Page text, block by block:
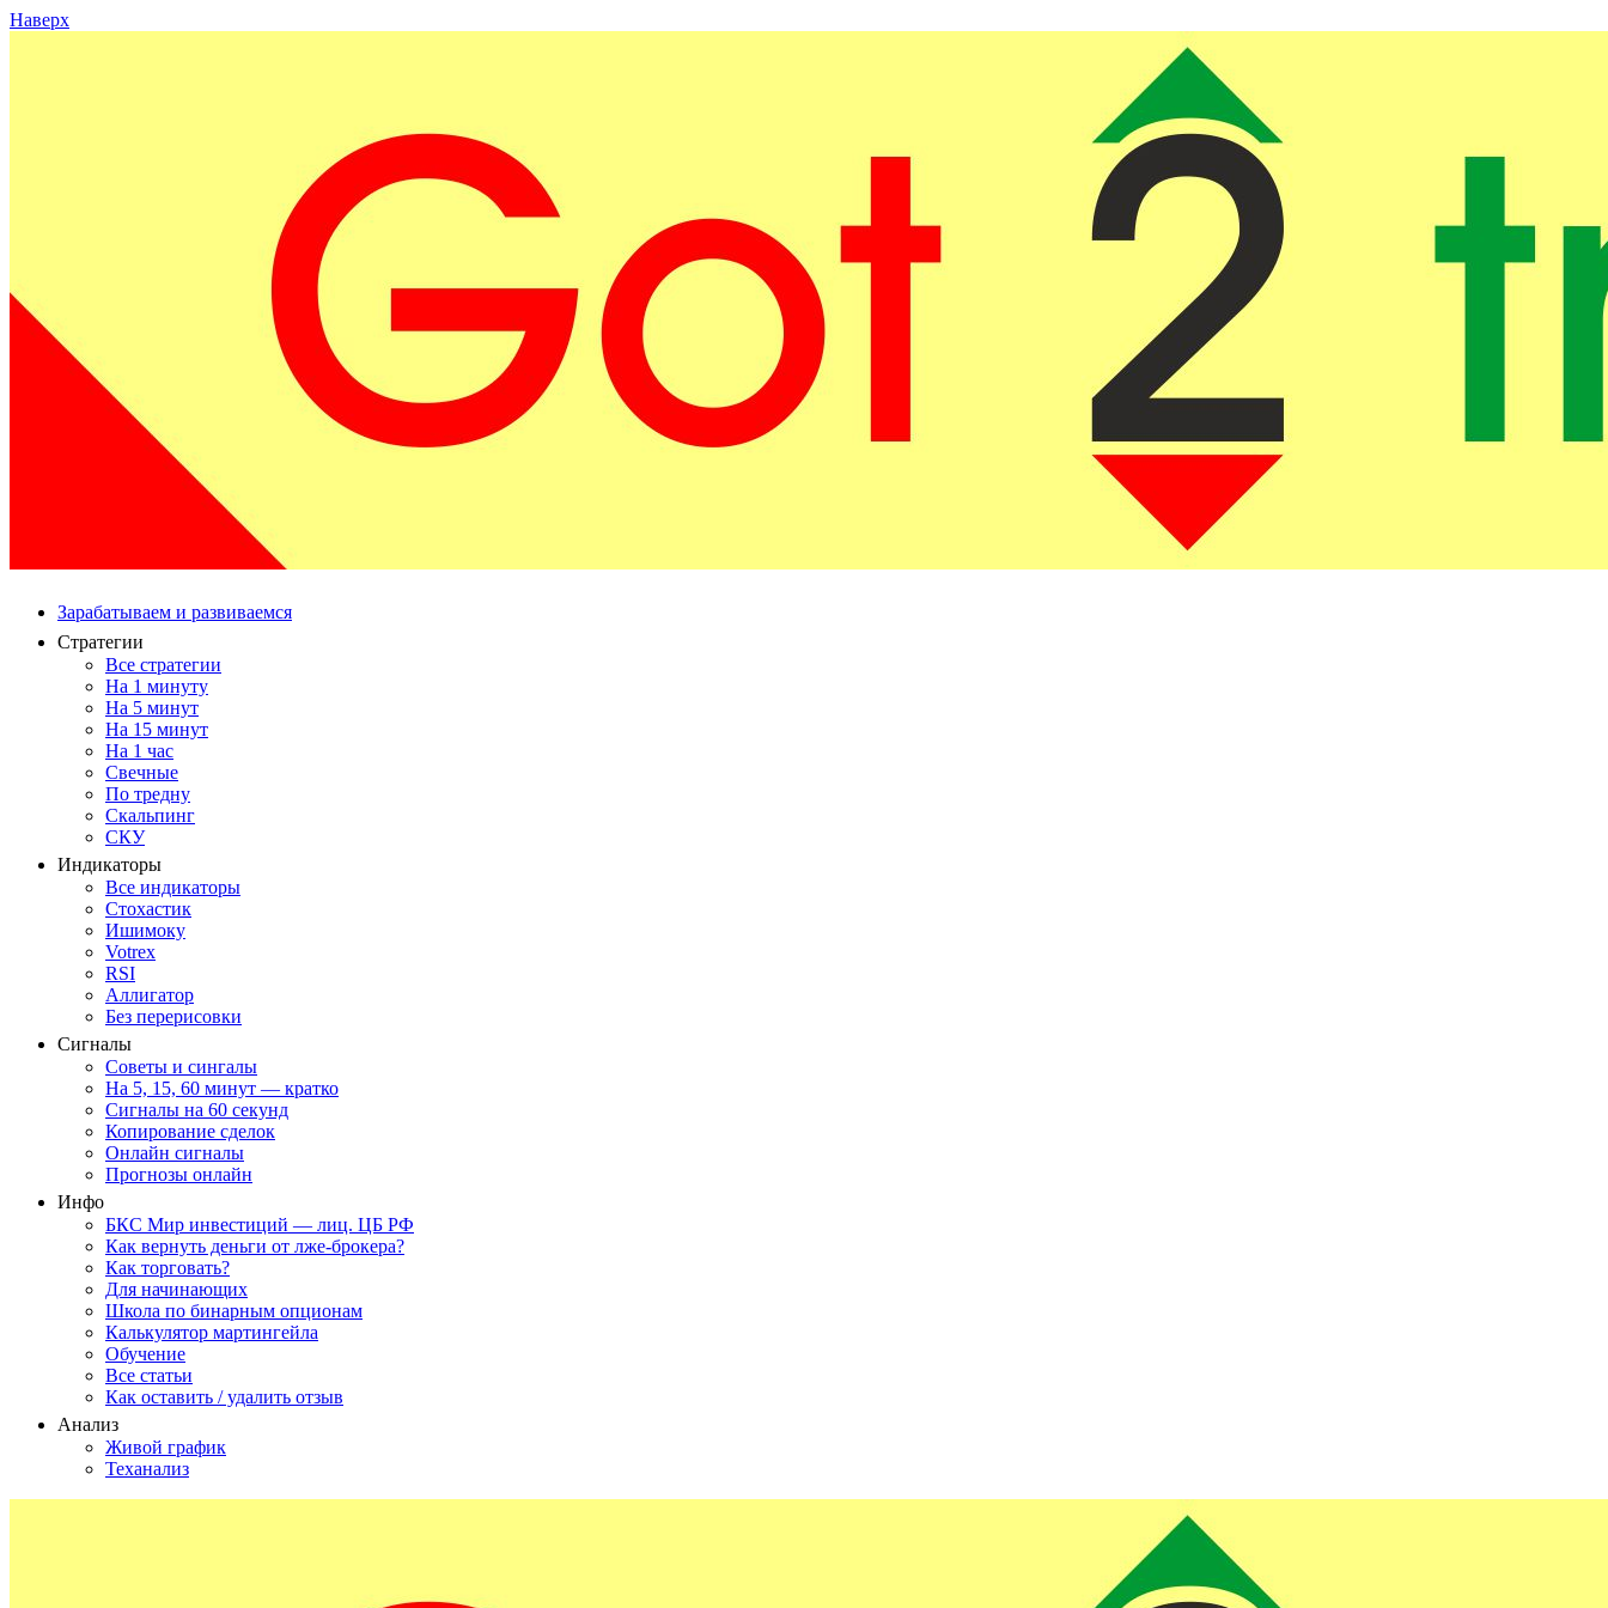
Наверх
Зарабатываем и развиваемся
Стратегии
Все стратегии
На 1 минуту
На 5 минут
На 15 минут
На 1 час
Свечные
По тредну
Скальпинг
СКУ
Индикаторы
Все индикаторы
Стохастик
Ишимоку
Votrex
RSI
Аллигатор
Без перерисовки
Сигналы
Советы и сингалы
На 5, 15, 60 минут — кратко
Сигналы на 60 секунд
Копирование сделок
Онлайн сигналы
Прогнозы онлайн
Инфо
БКС Мир инвестиций — лиц. ЦБ РФ
Как вернуть деньги от лже-брокера?
Как торговать?
Для начинающих
Школа по бинарным опционам
Калькулятор мартингейла
Обучение
Все статьи
Как оставить / удалить отзыв
Анализ
Живой график
Теханализ